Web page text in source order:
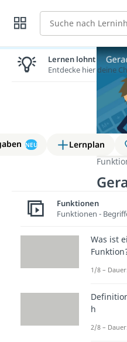
Suche
NEU Lernplan
Lernen lohnt sich!
Entdecke hier deine
Funktionen
Funktionen -
Was ist
1/8 –
h
2/8 –